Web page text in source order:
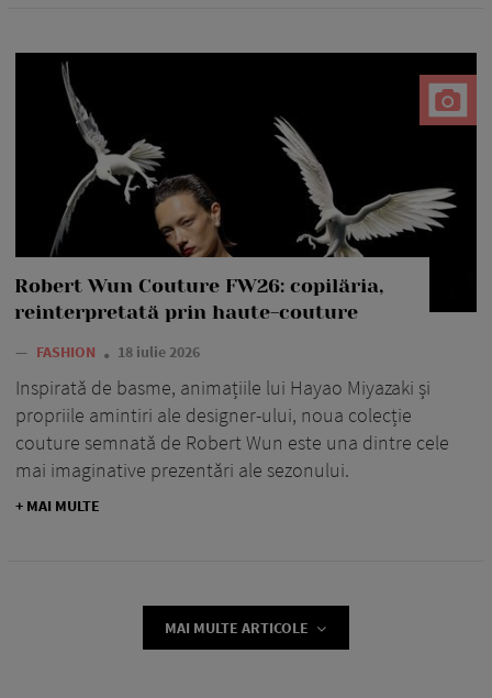
Robert Wun Couture FW26: copilăria,
reinterpretată prin haute-couture
— FASHION 18 iulie 2026
Inspirată de basme, animațiile lui Hayao Miyazaki și
propriile amintiri ale designer-ului, noua colecție
couture semnată de Robert Wun este una dintre cele
mai imaginative prezentări ale sezonului.
+ MAI MULTE
MAI MULTE ARTICOLE